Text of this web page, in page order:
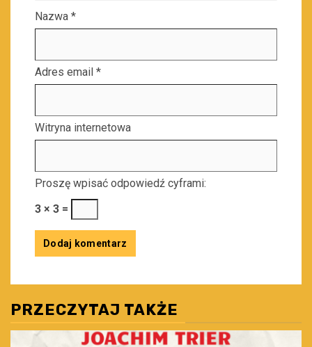
Nazwa *
Adres email *
Witryna internetowa
Proszę wpisać odpowiedź cyframi:
3 × 3 =
PRZECZYTAJ TAKŻE